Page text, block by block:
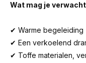
Wat mag je
✔ Warme begeleiding
✔ Een verkoelend
✔ Toffe materialen,